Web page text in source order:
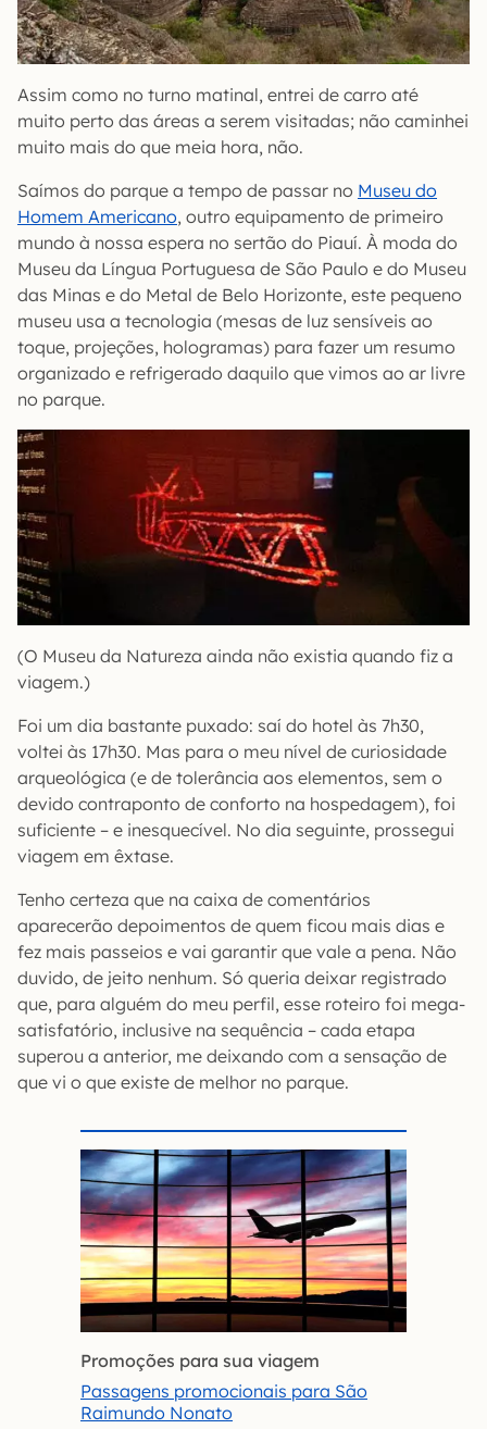
Assim como no turno matinal, entrei de carro até
muito perto das áreas a serem visitadas; não caminhei
muito mais do que meia hora, não.
Saímos do parque a tempo de passar no Museu do
Homem Americano, outro equipamento de primeiro
mundo à nossa espera no sertão do Piauí. À moda do
Museu da Língua Portuguesa de São Paulo e do Museu
das Minas e do Metal de Belo Horizonte, este pequeno
museu usa a tecnologia (mesas de luz sensíveis ao
toque, projeções, hologramas) para fazer um resumo
organizado e refrigerado daquilo que vimos ao ar livre
no parque.
(O Museu da Natureza ainda não existia quando fiz a
viagem.)
Foi um dia bastante puxado: saí do hotel às 7h30,
voltei às 17h30. Mas para o meu nível de curiosidade
arqueológica (e de tolerância aos elementos, sem o
devido contraponto de conforto na hospedagem), foi
suficiente – e inesquecível. No dia seguinte, prossegui
viagem em êxtase.
Tenho certeza que na caixa de comentários
aparecerão depoimentos de quem ficou mais dias e
fez mais passeios e vai garantir que vale a pena. Não
duvido, de jeito nenhum. Só queria deixar registrado
que, para alguém do meu perfil, esse roteiro foi mega-
satisfatório, inclusive na sequência – cada etapa
superou a anterior, me deixando com a sensação de
que vi o que existe de melhor no parque.
Promoções para sua viagem
Passagens promocionais para São
Raimundo Nonato